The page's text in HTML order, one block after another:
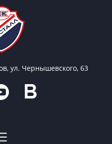
ул. Чернышевского, 63